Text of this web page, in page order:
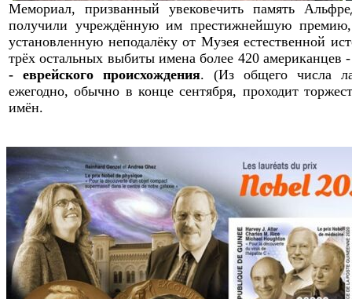
Мемориал, призванный увековечить память
получили учреждённую им престижнейшую премию,
установленную неподалёку от Музея естественной
трёхостальных выбиты имена более 420
- еврейского происхождения. (Из общего числа
ежегодно, обычно в конце сентября, проходит
имён.